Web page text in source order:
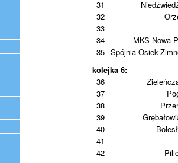
31
32
33
34
MKS Nowa
35 Spójnia Osiek-
kolejka 6:
36
37
38
39
40
41
42